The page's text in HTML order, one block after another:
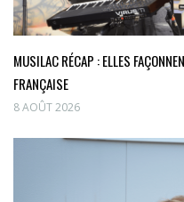
MUSILAC RÉCAP : ELLES
FRANÇAISE
8 AOÛT 2026